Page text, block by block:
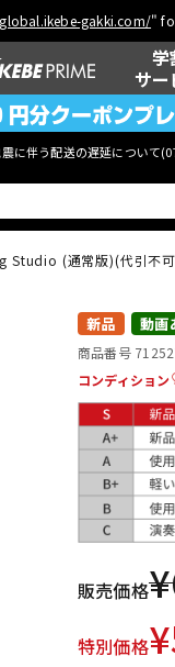
gakki.com/"
学
サ
に伴う配送の遅延について(07
ウクレ
その他楽
レコー
グ機器
Studio (通常版)(代引不
新品 動画
商品番号
コンディション
販売価格¥
特別価格¥